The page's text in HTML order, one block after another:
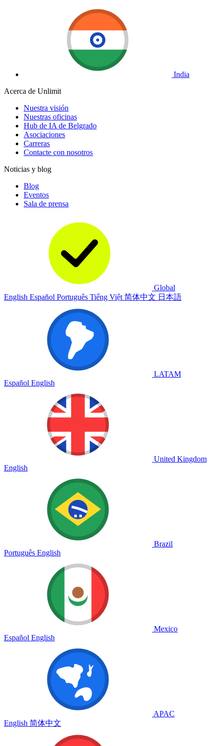
India
Acerca de Unlimit
Nuestra visión
Nuestras oficinas
Hub de IA de Belgrado
Asociaciones
Carreras
Contacte con nosotros
Noticias y blog
Blog
Eventos
Sala de prensa
Global
English Español Português Tiếng Việt 简体中文 日本語
LATAM
Español English
United Kingdom
English
Brazil
Português English
Mexico
Español English
APAC
English 简体中文